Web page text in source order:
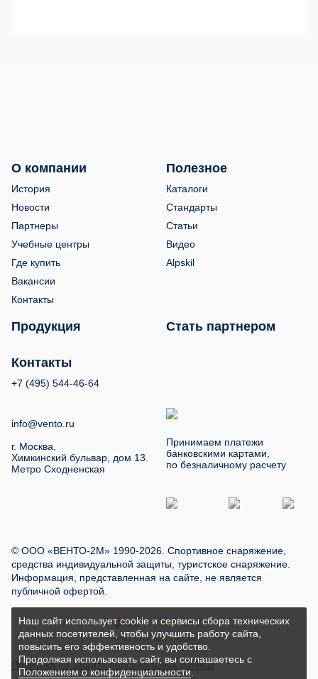
О компании
История
Новости
Партнеры
Учебные центры
Где купить
Вакансии
Контакты
Полезное
Каталоги
Стандарты
Статьи
Видео
Alpskil
Продукция Стать партнером
Контакты
+7 (495) 544-46-64
info@vento.ru
г. Москва,
Химкинский бульвар, дом 13.
Метро Сходненская
Принимаем платежи
банковскими картами,
по безналичному расчету
© ООО «ВЕНТО-2М» 1990-2026. Спортивное снаряжение,
средства индивидуальной защиты, туристское снаряжение.
Информация, представленная на сайте, не является
публичной офертой.
Политика по защите персональных данных
Наш сайт использует cookie и сервисы сбора технических
данных посетителей, чтобы улучшить работу сайта,
повысить его эффективность и удобство.
Продолжая использовать сайт, вы соглашаетесь с
Положением о конфиденциальности.